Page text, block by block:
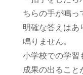
ちらの手が鳴っ
明確な答えはあ
鳴りません。
小学校での学習
成果の出ること